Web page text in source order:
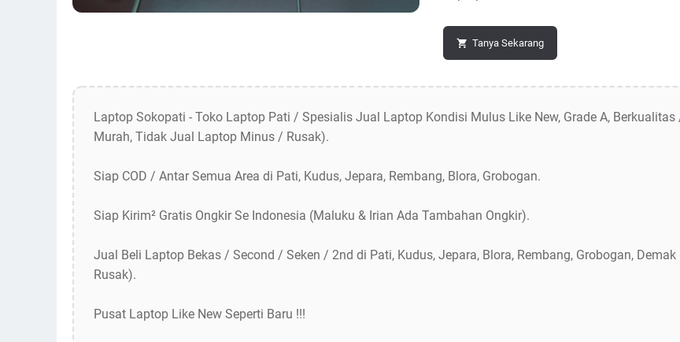
Tanya Sekarang
Laptop Sokopati - Toko Laptop Pati / Spesialis Jual Laptop Kondisi Mulus Like New, Grade A,
Murah, Tidak Jual Laptop Minus / Rusak).
Siap COD / Antar Semua Area di Pati, Kudus, Jepara, Rembang, Blora, Grobogan.
Siap Kirim² Gratis Ongkir Se Indonesia (Maluku & Irian Ada Tambahan Ongkir).
Jual Beli Laptop Bekas / Second / Seken / 2nd di Pati, Kudus, Jepara, Blora, Rembang, Grobogan,
Rusak).
Pusat Laptop Like New Seperti Baru !!!